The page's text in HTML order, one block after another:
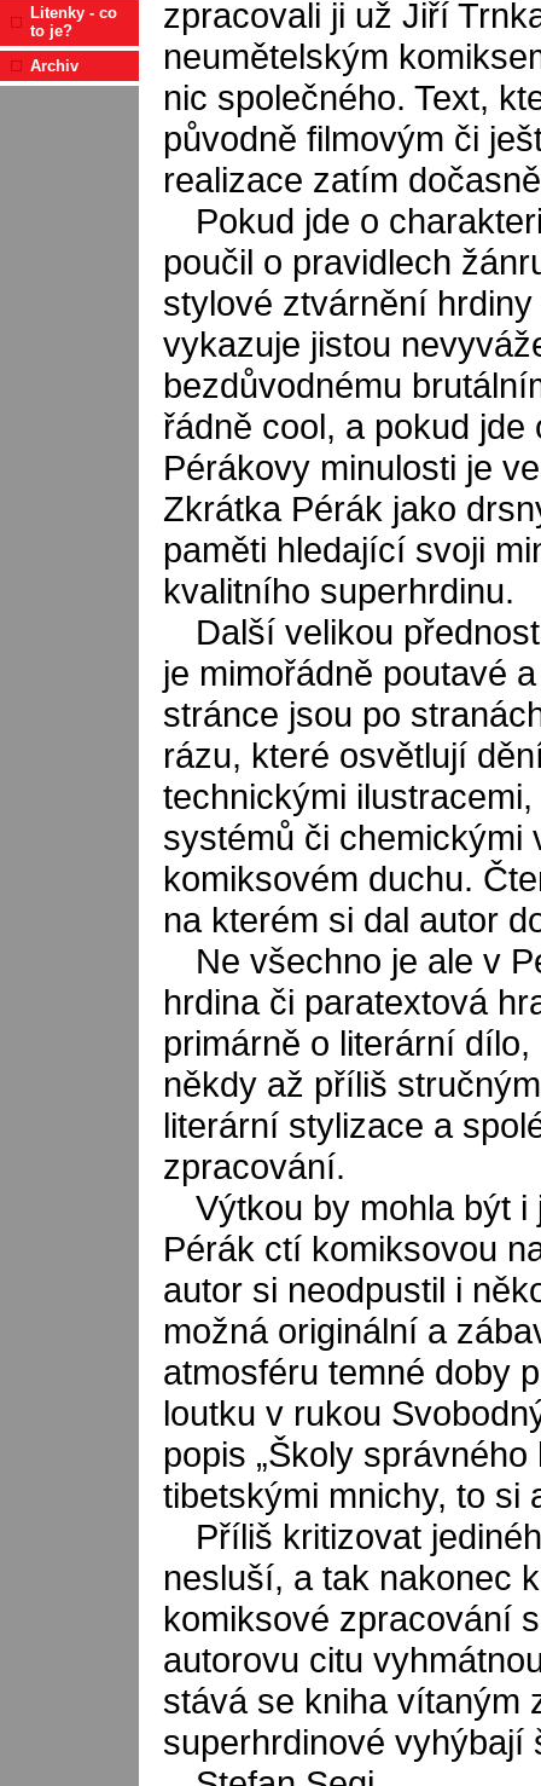
Litenky - co
to je?
Archiv
zpracovali ji už Jiří
neumětelským
nic společného. Text,
původně filmovým či
realizace zatím
Pokud jde o
poučil o pravidlech
stylové ztvárnění
vykazuje jistou
bezdůvodnému
řádně cool, a pokud jde
Pérákovy minulosti je
Zkrátka Pérák jako
paměti hledající svoji
kvalitního superhrdinu.
Další velikou
je mimořádně poutavé
stránce jsou po
rázu, které osvětlují
technickými
systémů či chemickými
komiksovém duchu.
na kterém si dal autor
Ne všechno je ale v
hrdina či paratextová
primárně o literární
někdy až příliš
literární stylizace a
zpracování.
Výtkou by mohla být
Pérák ctí komiksovou
autor si neodpustil i
možná originální a
atmosféru temné doby
loutku v rukou
popis „Školy
tibetskými mnichy, to si
Příliš kritizovat
nesluší, a tak nakonec
komiksové zpracování
autorovu citu
stává se kniha vítaným
superhrdinové vyhýbají